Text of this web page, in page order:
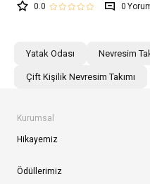
0.0 0
Yatak Odası Nevresim
Çift Kişilik Nevresim Takımı
Kurumsal
Hikayemiz
Ödüllerimiz